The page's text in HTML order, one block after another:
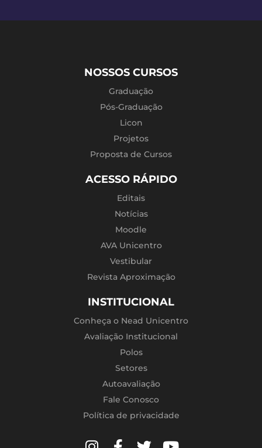
NOSSOS CURSOS
Graduação
Pós-Graduação
Licon
Projetos
Proposta de Cursos
ACESSO RÁPIDO
Editais
Notícias
Moodle
AVA Unicentro
Vestibular
Revista Aproximação
INSTITUCIONAL
Conheça o Nead Unicentro
Avaliação Institucional
Polos
Setores
Autoavaliação
Fale Conosco
Política de privacidade